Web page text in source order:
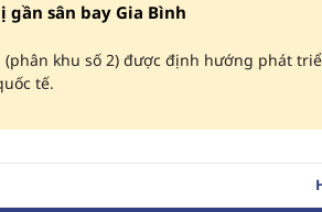
gần sân bay Gia Bình
khu số 2) được định hướng phát
tế.